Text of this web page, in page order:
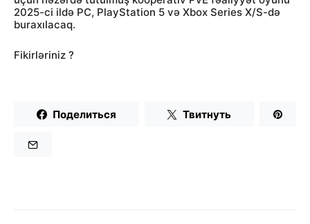
2025-ci ildə PC, PlayStation 5 və Xbox Series X/S-də
buraxılacaq.
Fikirləriniz ?
Поделиться Твитнуть